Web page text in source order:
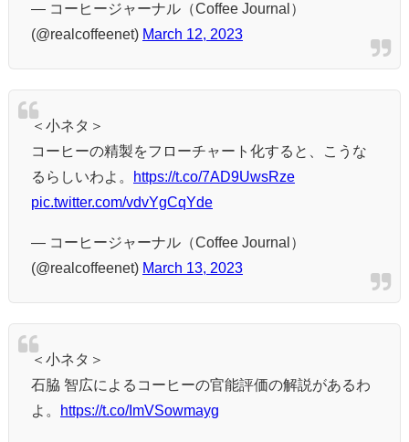
— コーヒージャーナル（Coffee Journal）
(@realcoffeenet) March 12, 2023
＜小ネタ＞
コーヒーの精製をフローチャート化すると、こうな
るらしいわよ。
https://t.co/7AD9UwsRze
pic.twitter.com/vdvYgCqYde
— コーヒージャーナル（Coffee Journal）
(@realcoffeenet) March 13, 2023
＜小ネタ＞
石脇 智広によるコーヒーの官能評価の解説があるわ
よ。
https://t.co/ImVSowmayg